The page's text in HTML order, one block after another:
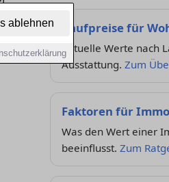
ablehnen Kaufpreise für
Aktuelle Werte nach
Ausstattung. Zum
Faktoren für
Was den Wert einer
beeinflusst. Zum